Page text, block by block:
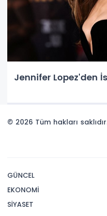
Jennifer Lopez'den
© 2026 Tüm hakları
GÜNCEL
EKONOMİ
SİYASET